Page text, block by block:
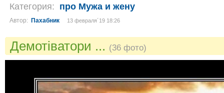
Категория: про Мужа и жену
Автор: Пахабник 13 февраля´19 18:26
Демотіватори ... (36 фото)